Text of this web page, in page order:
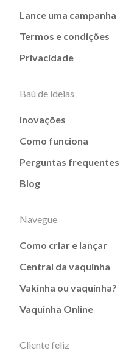
Lance uma campanha
Termos e condições
Privacidade
Baú de ideias
Inovações
Como funciona
Perguntas frequentes
Blog
Navegue
Como criar e lançar
Central da vaquinha
Vakinha ou vaquinha?
Vaquinha Online
Cliente feliz